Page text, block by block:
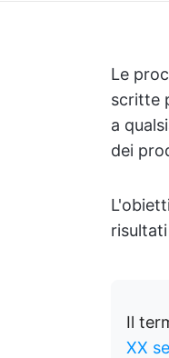
Le
scritte
a
dei
Il
XX